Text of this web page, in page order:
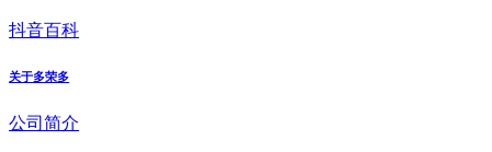
抖音百科
关于多荣多
公司简介